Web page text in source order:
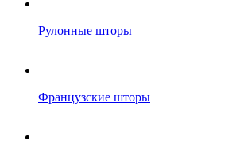
Рулонные шторы
Французские шторы